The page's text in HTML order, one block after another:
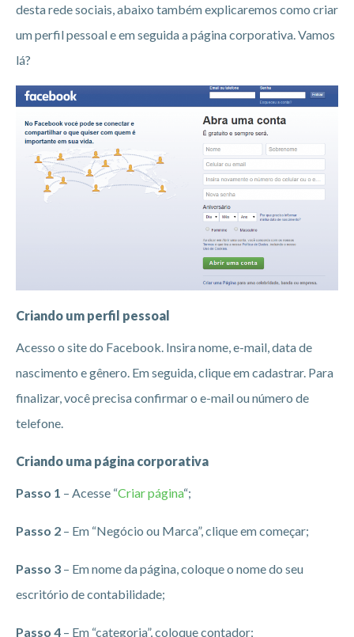
desta rede sociais, abaixo também explicaremos como criar
um perfil pessoal e em seguida a página corporativa. Vamos
lá?
Criando um perfil pessoal
Acesso o site do Facebook. Insira nome, e-mail, data de
nascimento e gênero. Em seguida, clique em cadastrar. Para
finalizar, você precisa confirmar o e-mail ou número de
telefone.
Criando uma página corporativa
Passo 1 – Acesse “Criar página“;
Passo 2 – Em “Negócio ou Marca”, clique em começar;
Passo 3 – Em nome da página, coloque o nome do seu
escritório de contabilidade;
Passo 4 – Em “categoria”, coloque contador;